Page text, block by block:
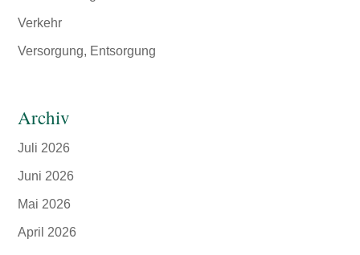
Verkehr
Versorgung, Entsorgung
Archiv
Juli 2026
Juni 2026
Mai 2026
April 2026